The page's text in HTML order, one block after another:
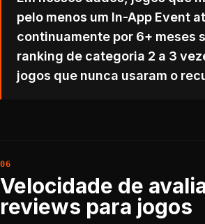
pelo menos um In-App Event
continuamente por 6+ meses
ranking de categoria 2 a 3
jogos que nunca usaram o
Velocidade de
reviews para jogos